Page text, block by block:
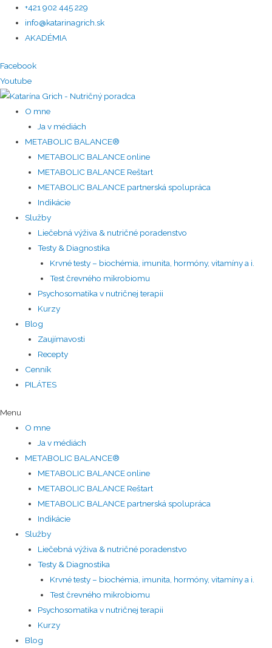
+421 902 445 229
info@katarinagrich.sk
AKADÉMIA
Facebook
Youtube
O mne
Ja v médiách
METABOLIC BALANCE®
METABOLIC BALANCE online
METABOLIC BALANCE Reštart
METABOLIC BALANCE partnerská spolupráca
Indikácie
Služby
Liečebná výživa & nutričné poradenstvo
Testy & Diagnostika
Krvné testy – biochémia, imunita, hormóny, vitamíny a i.
Test črevného mikrobiomu
Psychosomatika v nutričnej terapii
Kurzy
Blog
Zaujímavosti
Recepty
Cenník
PILÁTES
Menu
O mne
Ja v médiách
METABOLIC BALANCE®
METABOLIC BALANCE online
METABOLIC BALANCE Reštart
METABOLIC BALANCE partnerská spolupráca
Indikácie
Služby
Liečebná výživa & nutričné poradenstvo
Testy & Diagnostika
Krvné testy – biochémia, imunita, hormóny, vitamíny a i.
Test črevného mikrobiomu
Psychosomatika v nutričnej terapii
Kurzy
Blog